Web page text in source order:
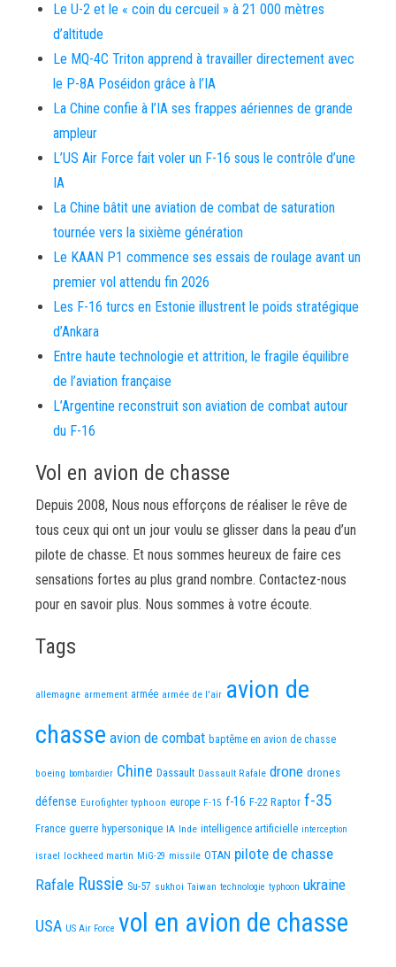
Le U-2 et le « coin du cercueil » à 21 000 mètres
d’altitude
Le MQ-4C Triton apprend à travailler directement avec
le P-8A Poséidon grâce à l’IA
La Chine confie à l’IA ses frappes aériennes de grande
ampleur
L’US Air Force fait voler un F-16 sous le contrôle d’une
IA
La Chine bâtit une aviation de combat de saturation
tournée vers la sixième génération
Le KAAN P1 commence ses essais de roulage avant un
premier vol attendu fin 2026
Les F-16 turcs en Estonie illustrent le poids stratégique
d’Ankara
Entre haute technologie et attrition, le fragile équilibre
de l’aviation française
L’Argentine reconstruit son aviation de combat autour
du F-16
Vol en avion de chasse
Depuis 2008, Nous nous efforçons de réaliser le rêve de
tous ceux qui ont un jour voulu se glisser dans la peau d’un
pilote de chasse. Et nous sommes heureux de faire ces
sensations fortes au plus grand nombre. Contactez-nous
pour en savoir plus. Nous sommes à votre écoute.
Tags
allemagne armement armée armée de l'air avion de
chasse avion de combat baptême en avion de chasse
boeing bombardier Chine Dassault Dassault Rafale drone drones
défense Eurofighter typhoon europe F-15 f-16 F-22 Raptor f-35
France guerre hypersonique IA Inde intelligence artificielle interception
israel lockheed martin MiG-29 missile OTAN pilote de chasse
Rafale Russie Su-57 sukhoi Taiwan technologie typhoon ukraine
USA US Air Force vol en avion de chasse